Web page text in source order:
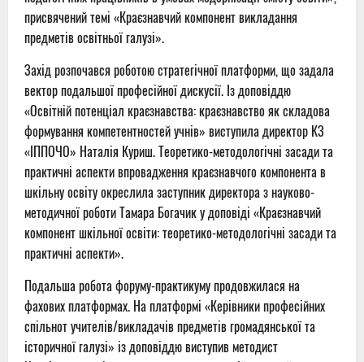
присвячений темі «Краєзнавчий компонент викладання
предметів освітньої галузі».
Захід розпочався роботою стратегічної платформи, що задала
вектор подальшої професійної дискусії. Із доповіддю
«Освітній потенціал краєзнавства: краєзнавство як складова
формування компетентностей учнів» виступила директор КЗ
«ІППОЧО» Наталія Куриш. Теоретико-методологічні засади та
практичні аспекти впровадження краєзнавчого компонента в
шкільну освіту окреслила заступник директора з науково-
методичної роботи Тамара Богачик у доповіді «Краєзнавчий
компонент шкільної освіти: теоретико-методологічні засади та
практичні аспекти».
Подальша робота форуму-практикуму продовжилася на
фахових платформах. На платформі «Керівники професійних
спільнот учителів/викладачів предметів громадянської та
історичної галузі» із доповіддю виступив методист